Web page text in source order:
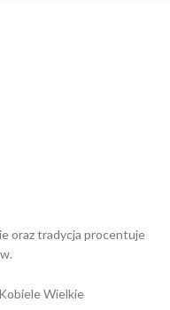
oraz tradycja procentuje
Wielkie